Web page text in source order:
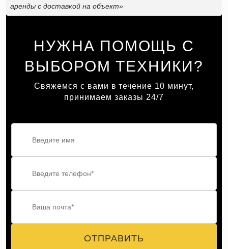
НУЖНА ПОМОЩЬ С
ВЫБОРОМ ТЕХНИКИ?
Свяжемся с вами в течение 10 минут,
принимаем заказы 24/7
ОТПРАВИТЬ
аренды с доставкой на объект»